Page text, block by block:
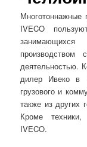
Многотоннажные
IVECO
производством
деятельностью.
дилер Ивеко в
грузового и
также из других
Кроме
IVECO.